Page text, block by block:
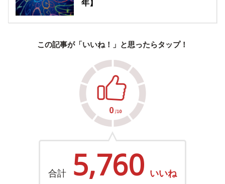
年】
この記事が「いいね！」と思ったらタップ！
合計 5,760 いいね